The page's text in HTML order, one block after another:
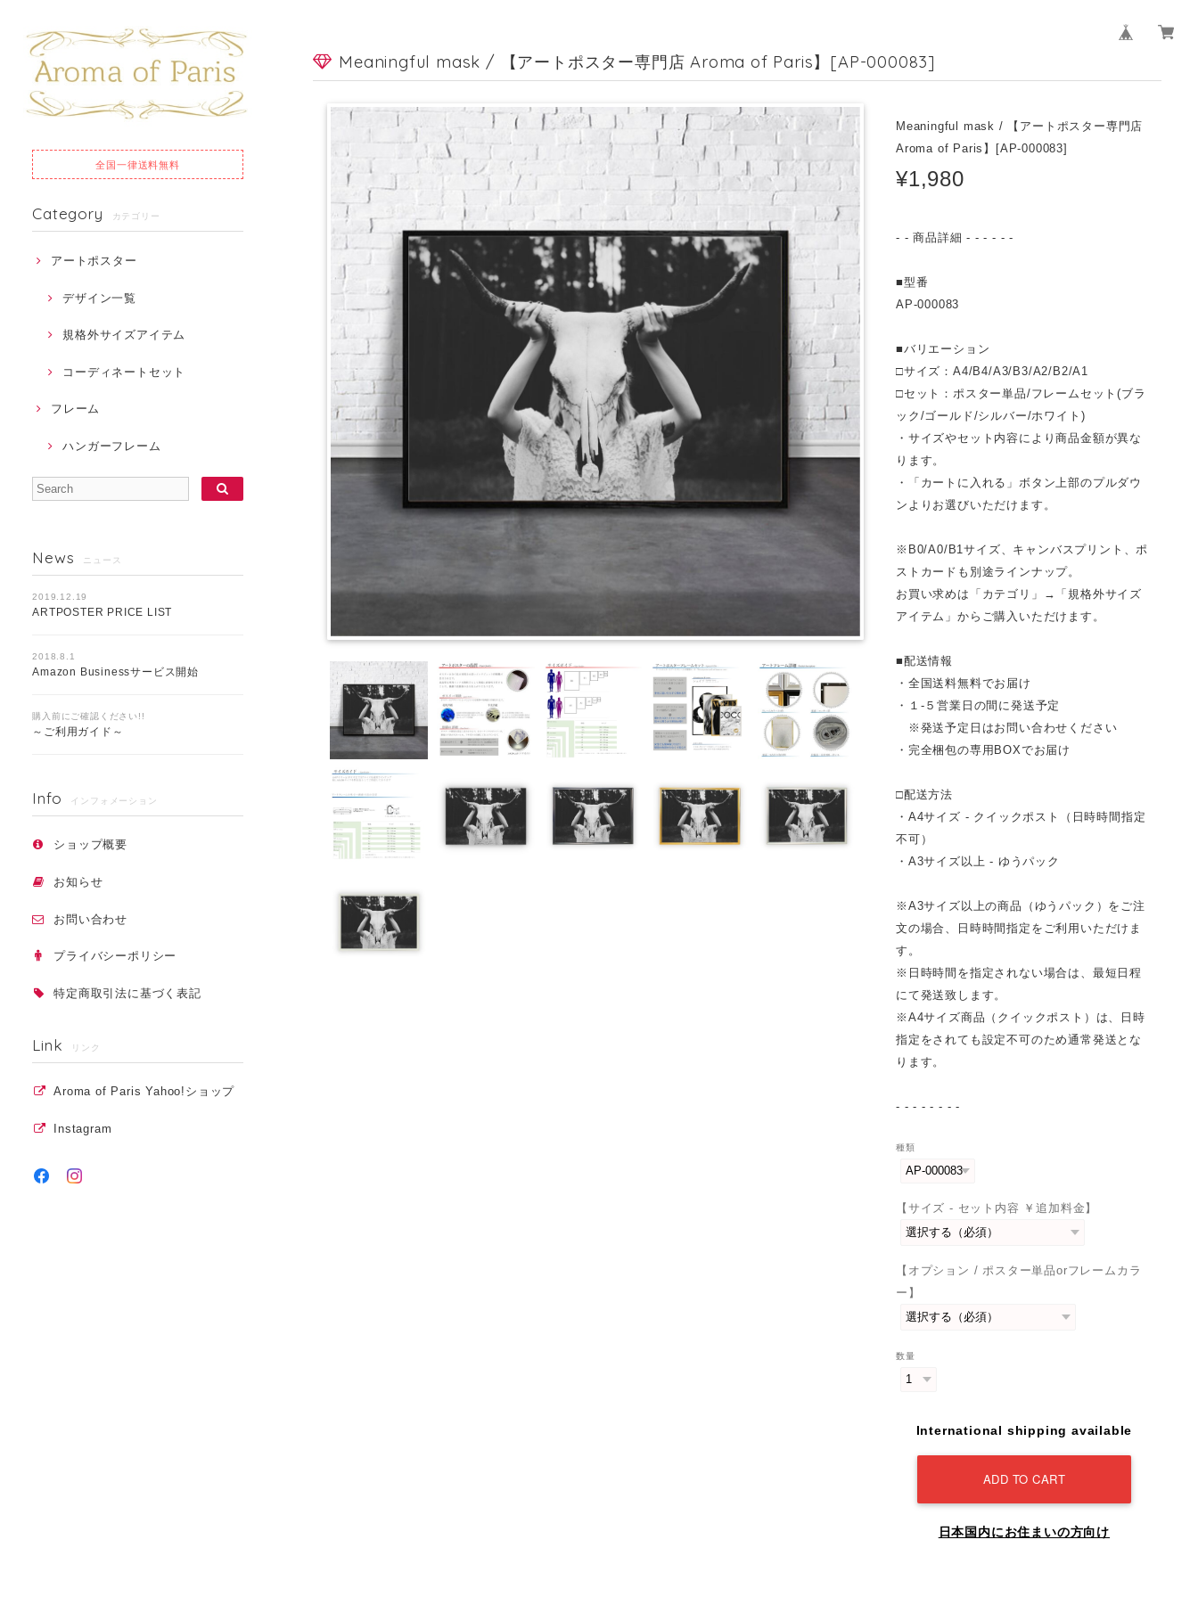
全国一律送料無料
Category カテゴリー
アートポスター
デザイン一覧
規格外サイズアイテム
コーディネートセット
フレーム
ハンガーフレーム
News ニュース
2019.12.19
ARTPOSTER PRICE LIST
2018.8.1
Amazon Businessサービス開始
購入前にご確認ください!!
～ご利用ガイド～
Info インフォメーション
ショップ概要
お知らせ
お問い合わせ
プライバシーポリシー
特定商取引法に基づく表記
Link リンク
Aroma of Paris Yahoo!ショップ
Instagram
Meaningful mask / 【アートポスター専門店 Aroma of Paris】[AP-000083]
Meaningful mask / 【アートポスター専門店
Aroma of Paris】[AP-000083]
¥1,980
- - 商品詳細 - - - - - -
■型番
AP-000083
■バリエーション
□サイズ：A4/B4/A3/B3/A2/B2/A1
□セット：ポスター単品/フレームセット(ブラ
ック/ゴールド/シルバー/ホワイト)
・サイズやセット内容により商品金額が異な
ります。
・「カートに入れる」ボタン上部のプルダウ
ンよりお選びいただけます。
※B0/A0/B1サイズ、キャンバスプリント、ポ
ストカードも別途ラインナップ。
お買い求めは「カテゴリ」→「規格外サイズ
アイテム」からご購入いただけます。
■配送情報
・全国送料無料でお届け
・１-５営業日の間に発送予定
※発送予定日はお問い合わせください
・完全梱包の専用BOXでお届け
□配送方法
・A4サイズ - クイックポスト（日時時間指定
不可）
・A3サイズ以上 - ゆうパック
※A3サイズ以上の商品（ゆうパック）をご注
文の場合、日時時間指定をご利用いただけま
す。
※日時時間を指定されない場合は、最短日程
にて発送致します。
※A4サイズ商品（クイックポスト）は、日時
指定をされても設定不可のため通常発送とな
ります。
- - - - - - - -
種類
【サイズ - セット内容 ￥追加料金】
【オプション / ポスター単品orフレームカラ
ー】
数量
International shipping available
ADD TO CART
日本国内にお住まいの方向け